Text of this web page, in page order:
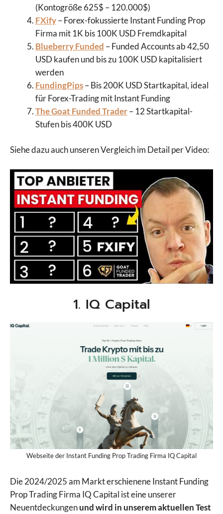
(Kontogröße 625$ – 120.000$)
FXify– Forex-fokussierte Instant Funding Prop
Firma mit 1K bis 100K USD Fremdkapital
Blueberry Funded – Funded Accounts ab 42,50
USD kaufen und bis zu 100K USD kapitalisiert
werden
FundingPips– Bis 200K USD Startkapital, ideal
für Forex-Trading mit Instant Funding
The Goat Funded Trader– 12 Startkapital-
Stufen bis 400K USD
Siehe dazu auch unseren Vergleich im Detail per Video:
1. IQ Capital
Webseite der Instant Funding Prop Trading Firma IQ Capital
Die 2024/2025 am Markt erschienene Instant Funding
Prop Trading Firma IQ Capital ist eine unserer
Neuentdeckungenund wird in unserem aktuellen Test